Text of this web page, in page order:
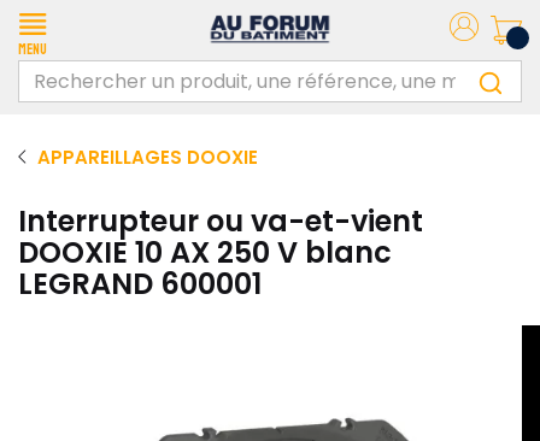
Menu
APPAREILLAGES DOOXIE
Interrupteur ou va-et-vient
DOOXIE 10 AX 250 V blanc
LEGRAND 600001